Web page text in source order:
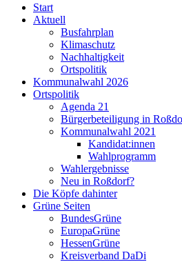
Start
Aktuell
Busfahrplan
Klimaschutz
Nachhaltigkeit
Ortspolitik
Kommunalwahl 2026
Ortspolitik
Agenda 21
Bürgerbeteiligung in
Kommunalwahl 2021
Kandidat:innen
Wahlprogramm
Wahlergebnisse
Neu in Roßdorf?
Die Köpfe dahinter
Grüne Seiten
BundesGrüne
EuropaGrüne
HessenGrüne
Kreisverband DaDi